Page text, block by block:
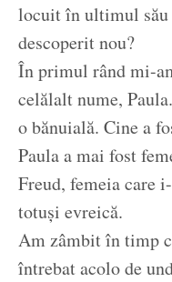
locuit în ultimul său
descoperit nou?
În primul rând mi-
celălalt nume,
o bănuială. Cine a
Paula a mai fost
Freud, femeia care
totuși evreică.
Am zâmbit în timp
întrebat acolo de